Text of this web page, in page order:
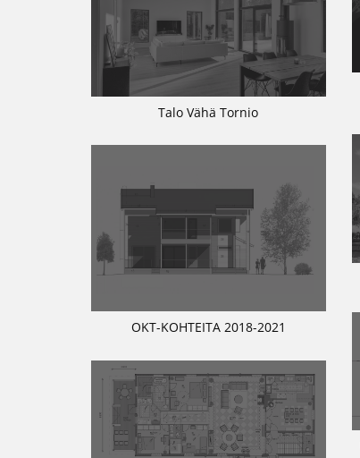
Talo Vähä Tornio
OKT-KOHTEITA 2018-2021